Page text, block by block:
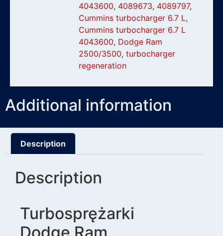
4043600, 4089673, 4089797,
Cummins turbocharger 6.7 L,
Cummins turbocharger 6.7 L
4043600, Dodge Ram
2500/3500, turbocharger
regeneration
Additional information
Description
Description
Turbosprężarki
Dodge Ram